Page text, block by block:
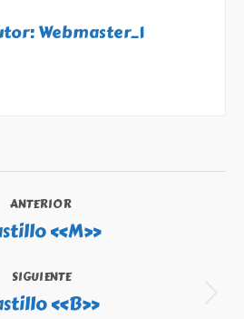
Webmaster_1
ANTERIOR
Publicación
«M»
SIGUIENTE
Publicación
«B»